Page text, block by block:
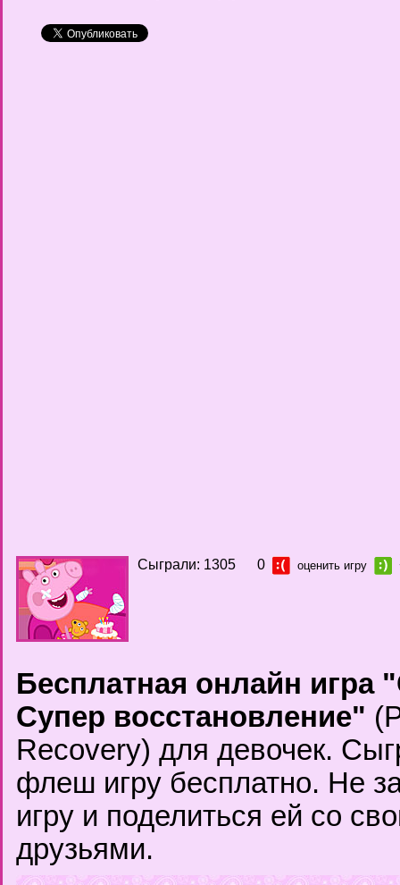
Сыграли: 1305 0 оценить игру
Бесплатная онлайн игра
Супер восстановление"
Recovery) для девочек.
флеш игру бесплатно. Не
игру и поделиться ей со
друзьями.